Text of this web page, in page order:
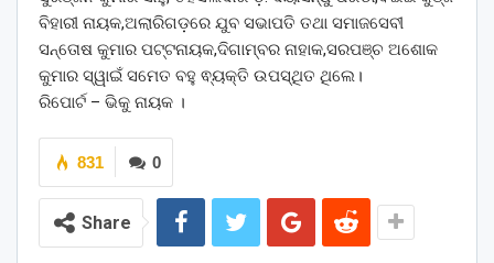
ବିହାରୀ ନାୟକ,ଅଲାରିଗଡ଼ରେ ଯୁବ ସଭାପତି ତଥା ସମାଜସେବୀ
ସନ୍ତୋଷ କୁମାର ପଟ୍ଟନାୟକ,ଦିଗାମ୍ବର ନାହାକ,ସରପଞ୍ଚ ଅଶୋକ
କୁମାର ସ୍ୱାଇଁ ସମେତ ବହୁ ଵ୍ୟକ୍ତି ଉପସ୍ଥିତ ଥିଲେ।
ରିପୋର୍ଟ – ଭିକୁ ନାୟକ ।
0
831
Share